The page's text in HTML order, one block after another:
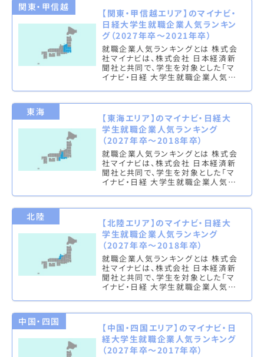
関東・甲信越
【関東・甲信越エリア】のマイナビ・
日経大学生就職企業人気ランキン
グ（2027年卒～2021年卒）
就職企業人気ランキングとは 株式会
社マイナビは、株式会社 日本経済新
聞社と共同で、学生を対象とした「マ
イナビ・日経 大学生就職企業人気ラ
東海
【東海エリア】のマイナビ・日経大
学生就職企業人気ランキング
（2027年卒～2018年卒）
就職企業人気ランキングとは 株式会
社マイナビは、株式会社 日本経済新
聞社と共同で、学生を対象とした「マ
イナビ・日経 大学生就職企業人気ラ
北陸
【北陸エリア】のマイナビ・日経大
学生就職企業人気ランキング
（2027年卒～2018年卒）
就職企業人気ランキングとは 株式会
社マイナビは、株式会社 日本経済新
聞社と共同で、学生を対象とした「マ
イナビ・日経 大学生就職企業人気ラ
中国・四国
【中国・四国エリア】のマイナビ・日
経大学生就職企業人気ランキング
（2027年卒～2017年卒）